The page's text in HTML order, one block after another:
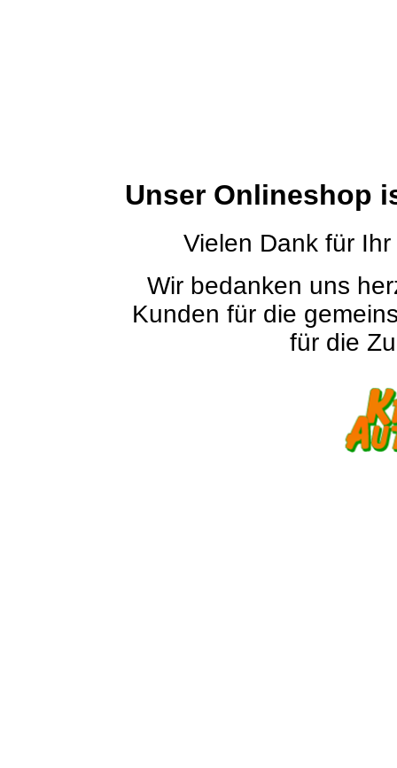
Unser Onlineshop
Vielen Dank für
Wir bedanken uns
Kunden für die
für die